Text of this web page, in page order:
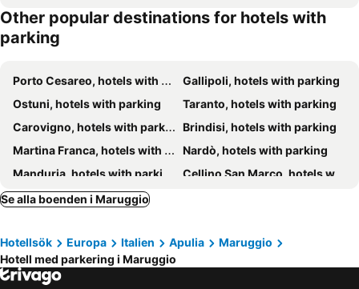
Masseria La Camardia
BHB Hotel
Masseria Bagnara Resort & Spa
Masseria Bosco & Masseria Strazzati
Costa Azzurra
Le Suite Bed
Il Rifugio
Other popular destinations for hotels with
parking
Porto Cesareo, hotels with parking
Gallipoli, hotels with parking
Ostuni, hotels with parking
Taranto, hotels with parking
Carovigno, hotels with parking
Brindisi, hotels with parking
Martina Franca, hotels with parking
Nardò, hotels with parking
Manduria, hotels with parking
Cellino San Marco, hotels with parking
Pulsano, hotels with parking
Leverano, hotels with parking Galatone, hotels with parking
Massafra, hotels with parking San Vito dei Normanni, hotels with parking
Se alla boenden i Maruggio
Hotellsök Europa Italien Apulia
Maruggio
Hotell med parkering i Maruggio